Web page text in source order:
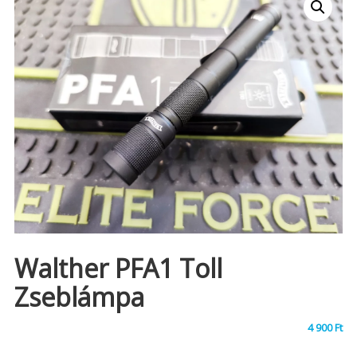
Walther PFA1 Toll
Zseblámpa
4 900Ft